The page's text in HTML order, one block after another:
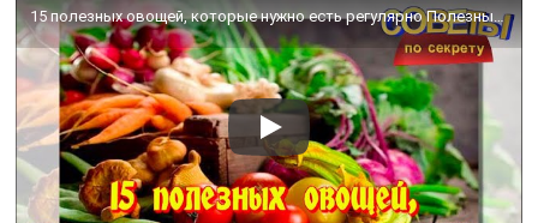
15 полезных овощей, которые нужно есть регулярно Полезные овощи